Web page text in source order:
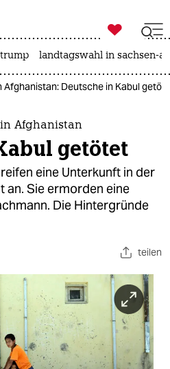
ich
ich

taz zahl ich
trump landtagswahl in sachsen-
Afghanistan: Deutsche in Kabul
Afghanistan
getötet
eine Unterkunft in der
an. Sie ermorden eine
Die Hintergründe
teilen